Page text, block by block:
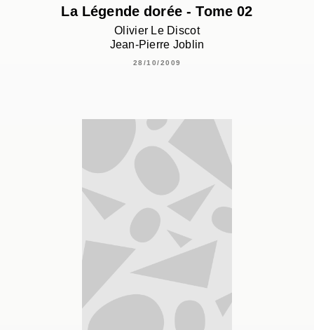
La Légende dorée - Tome 02
Olivier Le Discot
Jean-Pierre Joblin
28/10/2009